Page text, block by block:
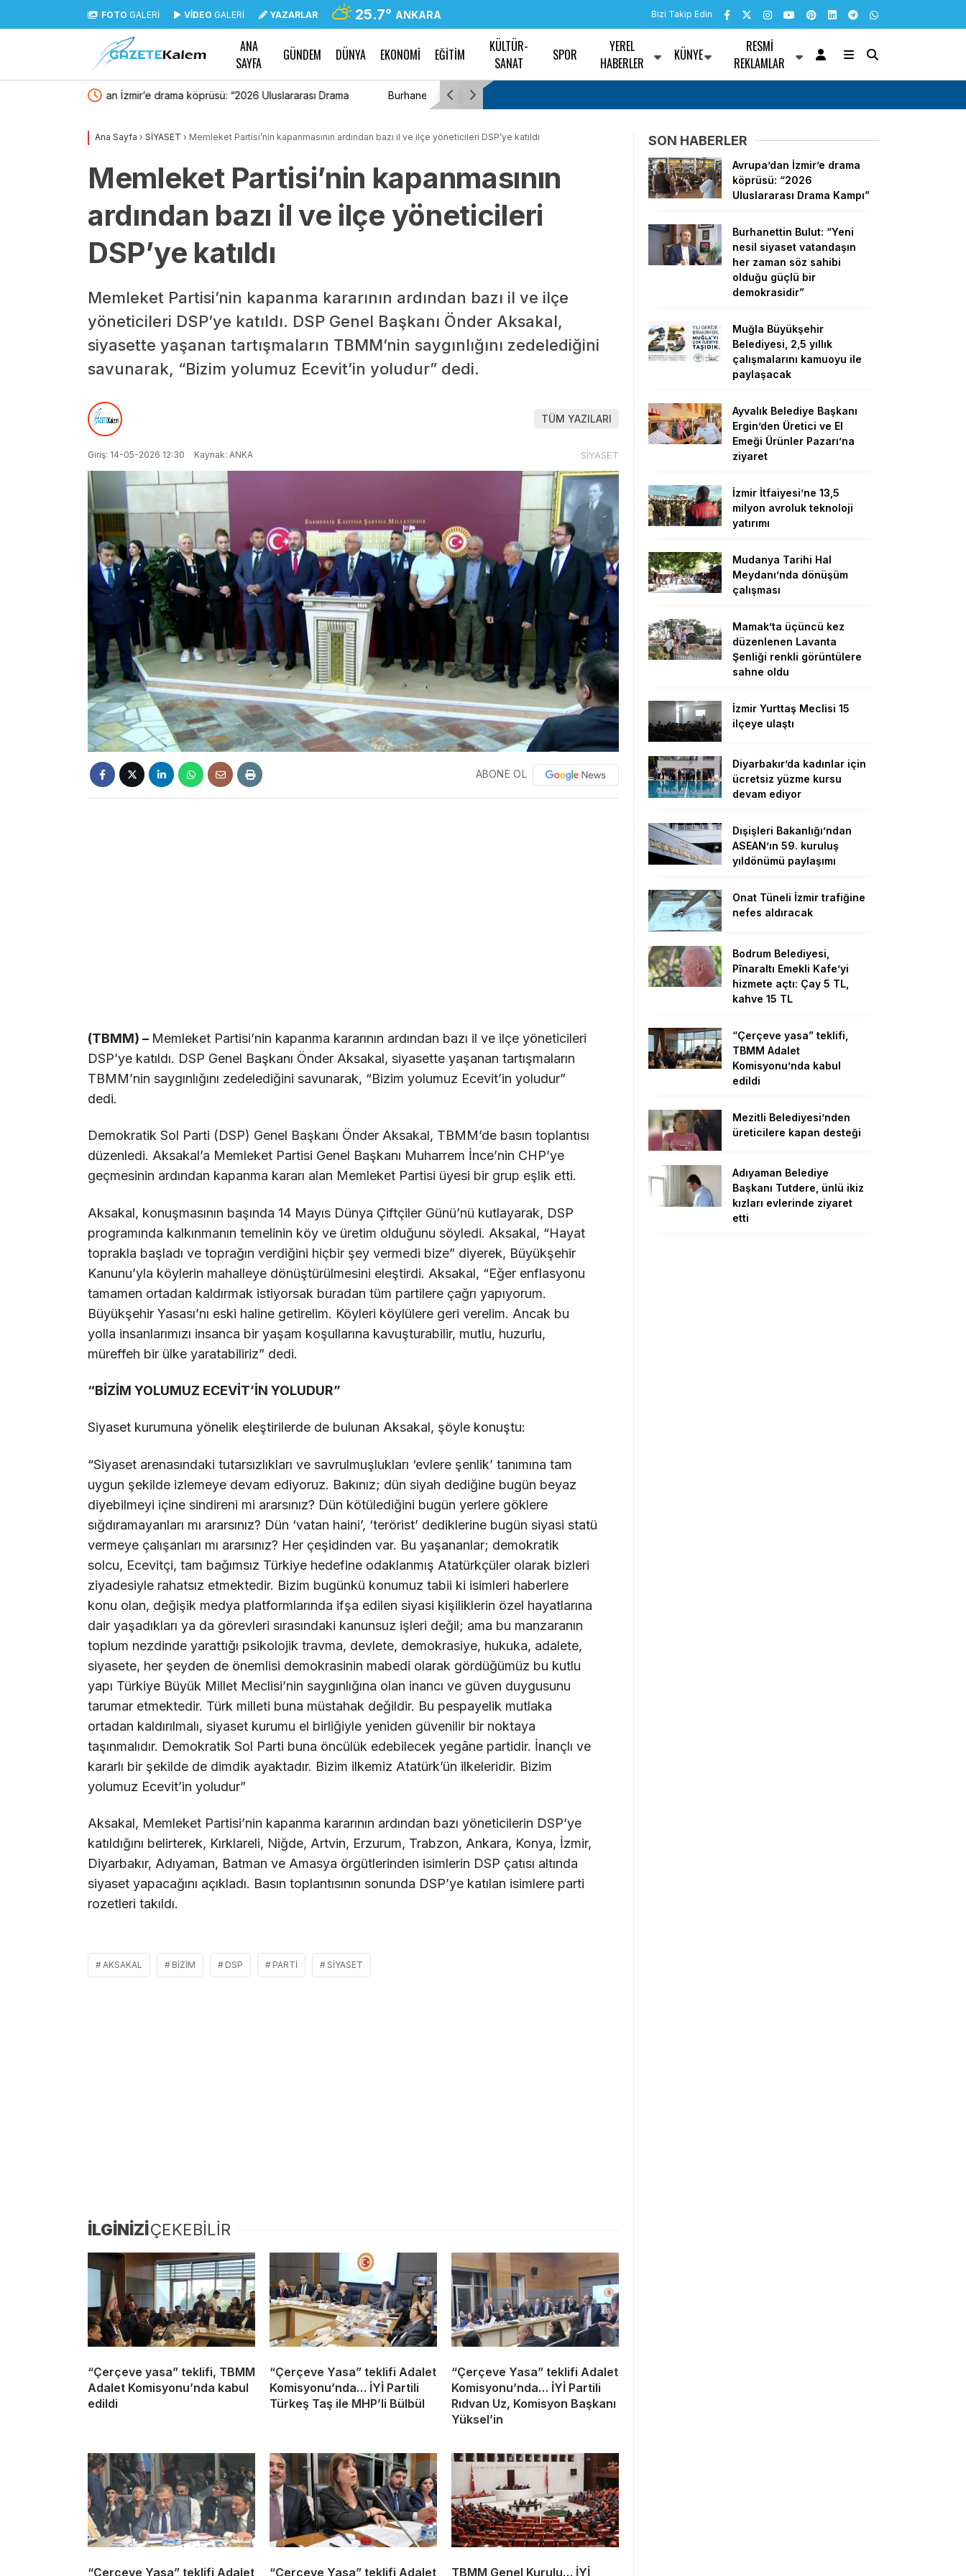
FOTO GALERİ VİDEO GALERİ YAZARLAR 25.7° ANKARA Bizi Takip Edin
ANA
SAYFA
GÜNDEM DÜNYA EKONOMİ EĞİTİM
KÜLTÜR-
SANAT
SPOR
YEREL
HABERLER
KÜNYE
RESMI
REKLAMLAR
Burhanettin Bulut: “Yeni nesil siyaset vatandaşın her zaman söz Muğla Büyükşehir Belediyesi, 2,5 yıllık çalışmalarını kamuoyu ile
Ana Sayfa › SİYASET › Memleket Partisi’nin kapanmasının ardından bazı il ve ilçe yöneticileri DSP’ye katıldı
Memleket Partisi’nin kapanmasının
ardından bazı il ve ilçe yöneticileri
DSP’ye katıldı
Memleket Partisi’nin kapanma kararının ardından bazı il ve ilçe
yöneticileri DSP’ye katıldı. DSP Genel Başkanı Önder Aksakal,
siyasette yaşanan tartışmaların TBMM’nin saygınlığını zedelediğini
savunarak, “Bizim yolumuz Ecevit’in yoludur” dedi.
TÜM YAZILARI
Giriş: 14-05-2026 12:30 Kaynak: ANKA SİYASET
ABONE OL
(TBMM) – Memleket Partisi’nin kapanma kararının ardından bazı il ve ilçe yöneticileri
DSP’ye katıldı. DSP Genel Başkanı Önder Aksakal, siyasette yaşanan tartışmaların
TBMM’nin saygınlığını zedelediğini savunarak, “Bizim yolumuz Ecevit’in yoludur”
dedi.
Demokratik Sol Parti (DSP) Genel Başkanı Önder Aksakal, TBMM’de basın toplantısı
düzenledi. Aksakal’a Memleket Partisi Genel Başkanı Muharrem İnce’nin CHP’ye
geçmesinin ardından kapanma kararı alan Memleket Partisi üyesi bir grup eşlik etti.
Aksakal, konuşmasının başında 14 Mayıs Dünya Çiftçiler Günü’nü kutlayarak, DSP
programında kalkınmanın temelinin köy ve üretim olduğunu söyledi. Aksakal, “Hayat
toprakla başladı ve toprağın verdiğini hiçbir şey vermedi bize” diyerek, Büyükşehir
Kanunu’yla köylerin mahalleye dönüştürülmesini eleştirdi. Aksakal, “Eğer enflasyonu
tamamen ortadan kaldırmak istiyorsak buradan tüm partilere çağrı yapıyorum.
Büyükşehir Yasası’nı eski haline getirelim. Köyleri köylülere geri verelim. Ancak bu
yolla insanlarımızı insanca bir yaşam koşullarına kavuşturabilir, mutlu, huzurlu,
müreffeh bir ülke yaratabiliriz” dedi.
“BİZİM YOLUMUZ ECEVİT’İN YOLUDUR”
Siyaset kurumuna yönelik eleştirilerde de bulunan Aksakal, şöyle konuştu:
“Siyaset arenasındaki tutarsızlıkları ve savrulmuşlukları ‘evlere şenlik’ tanımına tam
uygun şekilde izlemeye devam ediyoruz. Bakınız; dün siyah dediğine bugün beyaz
diyebilmeyi içine sindireni mi ararsınız? Dün kötülediğini bugün yerlere göklere
sığdıramayanları mı ararsınız? Dün ‘vatan haini’, ‘terörist’ dediklerine bugün siyasi statü
vermeye çalışanları mı ararsınız? Her çeşidinden var. Bu yaşananlar; demokratik
solcu, Ecevitçi, tam bağımsız Türkiye hedefine odaklanmış Atatürkçüler olarak bizleri
ziyadesiyle rahatsız etmektedir. Bizim bugünkü konumuz tabii ki isimleri haberlere
konu olan, değişik medya platformlarında ifşa edilen siyasi kişiliklerin özel hayatlarına
dair yaşadıkları ya da görevleri sırasındaki kanunsuz işleri değil; ama bu manzaranın
toplum nezdinde yarattığı psikolojik travma, devlete, demokrasiye, hukuka, adalete,
siyasete, her şeyden de önemlisi demokrasinin mabedi olarak gördüğümüz bu kutlu
yapı Türkiye Büyük Millet Meclisi’nin saygınlığına olan inancı ve güven duygusunu
tarumar etmektedir. Türk milleti buna müstahak değildir. Bu pespayelik mutlaka
ortadan kaldırılmalı, siyaset kurumu el birliğiyle yeniden güvenilir bir noktaya
taşınmalıdır. Demokratik Sol Parti buna öncülük edebilecek yegâne partidir. İnançlı ve
kararlı bir şekilde de dimdik ayaktadır. Bizim ilkemiz Atatürk’ün ilkeleridir. Bizim
yolumuz Ecevit’in yoludur”
Aksakal, Memleket Partisi’nin kapanma kararının ardından bazı yöneticilerin DSP’ye
katıldığını belirterek, Kırklareli, Niğde, Artvin, Erzurum, Trabzon, Ankara, Konya, İzmir,
Diyarbakır, Adıyaman, Batman ve Amasya örgütlerinden isimlerin DSP çatısı altında
siyaset yapacağını açıkladı. Basın toplantısının sonunda DSP’ye katılan isimlere parti
rozetleri takıldı.
AKSAKAL BIZIM DSP PARTI SIYASET
İLGİNİZİÇEKEBİLİR
“Çerçeve yasa” teklifi, TBMM
Adalet Komisyonu’nda kabul
edildi
“Çerçeve Yasa” teklifi Adalet
Komisyonu’nda… İYİ Partili
Türkeş Taş ile MHP’li Bülbül
“Çerçeve Yasa” teklifi Adalet
Komisyonu’nda… İYİ Partili
Rıdvan Uz, Komisyon Başkanı
Yüksel’in
“Çerçeve Yasa” teklifi Adalet “Çerçeve Yasa” teklifi Adalet TBMM Genel Kurulu… İYİ
SON HABERLER
Avrupa’dan İzmir’e drama
köprüsü: “2026
Uluslararası Drama Kampı”
Burhanettin Bulut: “Yeni
nesil siyaset vatandaşın
her zaman söz sahibi
olduğu güçlü bir
demokrasidir”
Muğla Büyükşehir
Belediyesi, 2,5 yıllık
çalışmalarını kamuoyu ile
paylaşacak
Ayvalık Belediye Başkanı
Ergin’den Üretici ve El
Emeği Ürünler Pazarı’na
ziyaret
İzmir İtfaiyesi’ne 13,5
milyon avroluk teknoloji
yatırımı
Mudanya Tarihi Hal
Meydanı’nda dönüşüm
çalışması
Mamak’ta üçüncü kez
düzenlenen Lavanta
Şenliği renkli görüntülere
sahne oldu
İzmir Yurttaş Meclisi 15
ilçeye ulaştı
Diyarbakır’da kadınlar için
ücretsiz yüzme kursu
devam ediyor
Dışişleri Bakanlığı’ndan
ASEAN’ın 59. kuruluş
yıldönümü paylaşımı
Onat Tüneli İzmir trafiğine
nefes aldıracak
Bodrum Belediyesi,
Pînaraltı Emekli Kafe’yi
hizmete açtı: Çay 5 TL,
kahve 15 TL
“Çerçeve yasa” teklifi,
TBMM Adalet
Komisyonu’nda kabul
edildi
Mezitli Belediyesi’nden
üreticilere kapan desteği
Adıyaman Belediye
Başkanı Tutdere, ünlü ikiz
kızları evlerinde ziyaret
etti